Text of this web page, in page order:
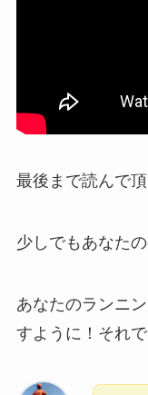
最後まで読んで
少しでもあなた
あなたのランニ
すように！それで